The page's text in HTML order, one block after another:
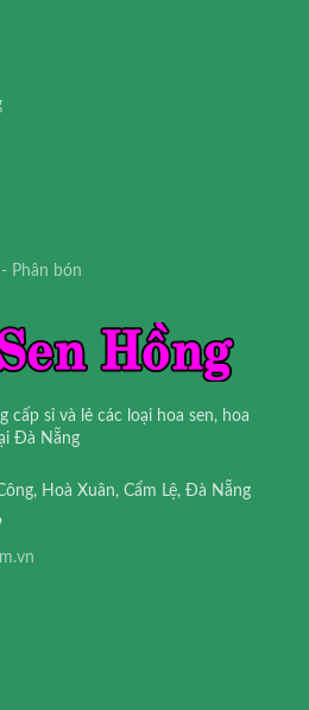
Phân bón
cấp sỉ và lẻ các loại hoa sen, hoa
Đà Nẵng
Hoà Xuân, Cẩm Lệ, Đà Nẵng